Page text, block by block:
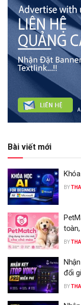
Bài viết mới
BY
BY
đổi
BY